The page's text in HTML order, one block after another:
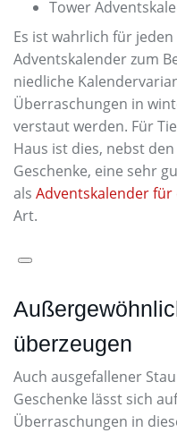
Tower
Es ist wahrlich für
Adventskalender zum
niedliche
Überraschungen in
verstaut werden. Für
Haus ist dies, nebst
Geschenke, eine sehr
als Adventskalender für
Art.
überzeugen
Auch ausgefallener
Geschenke lässt sich
Überraschungen in